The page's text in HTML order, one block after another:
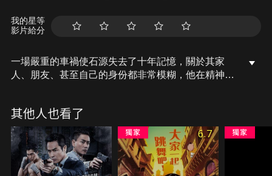
我的星等
影片給分
一場嚴重的車禍使石源失去了十年記憶，關於其家
人、朋友、甚至自己的身份都非常模糊，他在精神科
為石源的生活帶來了新的幸福。可惜隨著石源的記憶
慢慢地回來，懼怕再次失去他，珍英陷入了兩難的局
面。
其他人也看了
6.7